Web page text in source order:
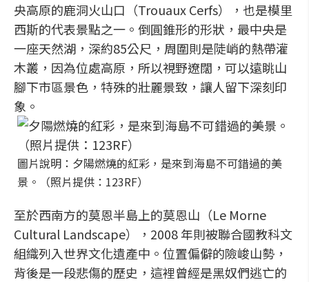
央高原的鹿洞火山口（Trouaux Cerfs），也是模里
西斯的代表景點之一。倒圓錐形的形狀，最中央是
一座天然湖，深約85公尺，周圍則是陡峭的熱帶灌
木叢，因為位處高原，所以視野遼闊，可以遠眺山
腳下市區景色，特殊的壯麗景致，讓人留下深刻印
象。
圖片說明：夕陽燃燒的紅彩，是來到海島不可錯過的美
景。（照片提供：123RF）
至於西南方的莫恩半島上的莫恩山（Le Morne
Cultural Landscape），2008 年則被聯合國教科文
組織列入世界文化遺產中。位置偏僻的險峻山勢，
背後是一段悲傷的歷史，這裡曾經是黑奴們逃亡的